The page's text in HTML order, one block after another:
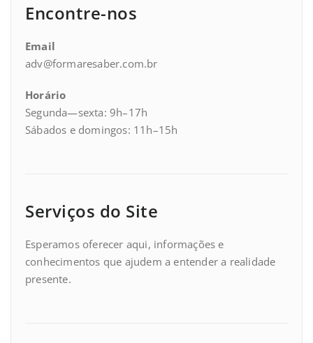
Encontre-nos
Email
adv@formaresaber.com.br
Horário
Segunda—sexta: 9h–17h
Sábados e domingos: 11h–15h
Serviços do Site
Esperamos oferecer aqui, informações e
conhecimentos que ajudem a entender a realidade
presente.